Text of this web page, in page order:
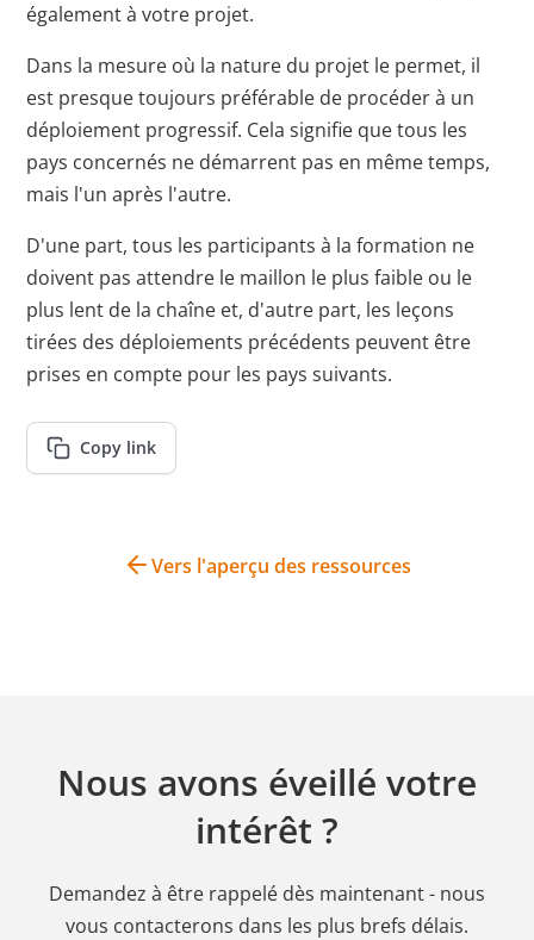
également à votre projet.
Dans la mesure où la nature du projet le permet, il
est presque toujours préférable de procéder à un
déploiement progressif. Cela signifie que tous les
pays concernés ne démarrent pas en même temps,
mais l'un après l'autre.
D'une part, tous les participants à la formation ne
doivent pas attendre le maillon le plus faible ou le
plus lent de la chaîne et, d'autre part, les leçons
tirées des déploiements précédents peuvent être
prises en compte pour les pays suivants.
Copy link
Vers l'aperçu des ressources
Nous avons éveillé votre
intérêt ?
Demandez à être rappelé dès maintenant - nous
vous contacterons dans les plus brefs délais.